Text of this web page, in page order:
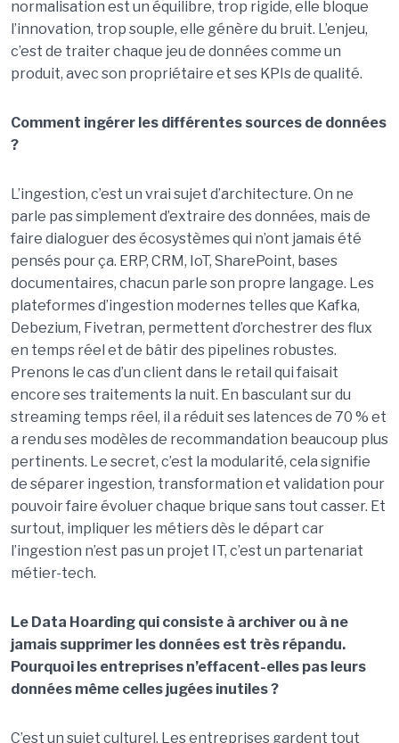
normalisation est un équilibre, trop rigide, elle bloque
l’innovation, trop souple, elle génère du bruit. L’enjeu,
c’est de traiter chaque jeu de données comme un
produit, avec son propriétaire et ses KPIs de qualité.
Comment ingérer les différentes sources de données
?
L’ingestion, c’est un vrai sujet d’architecture. On ne
parle pas simplement d’extraire des données, mais de
faire dialoguer des écosystèmes qui n’ont jamais été
pensés pour ça. ERP, CRM, IoT, SharePoint, bases
documentaires, chacun parle son propre langage. Les
plateformes d’ingestion modernes telles que Kafka,
Debezium, Fivetran, permettent d’orchestrer des flux
en temps réel et de bâtir des pipelines robustes.
Prenons le cas d’un client dans le retail qui faisait
encore ses traitements la nuit. En basculant sur du
streaming temps réel, il a réduit ses latences de 70 % et
a rendu ses modèles de recommandation beaucoup plus
pertinents. Le secret, c’est la modularité, cela signifie
de séparer ingestion, transformation et validation pour
pouvoir faire évoluer chaque brique sans tout casser. Et
surtout, impliquer les métiers dès le départ car
l’ingestion n’est pas un projet IT, c’est un partenariat
métier-tech.
Le Data Hoarding qui consiste à archiver ou à ne
jamais supprimer les données est très répandu.
Pourquoi les entreprises n’effacent-elles pas leurs
données même celles jugées inutiles ?
C’est un sujet culturel. Les entreprises gardent tout